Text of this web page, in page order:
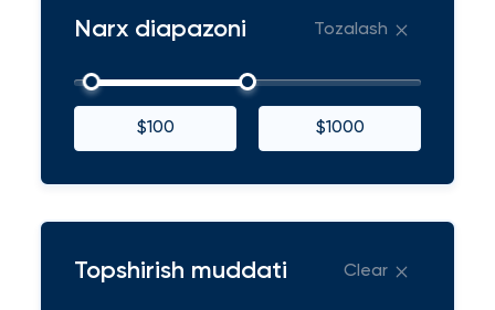
Narx diapazoni Tozalash
$100 $1000
Topshirish muddati Clear